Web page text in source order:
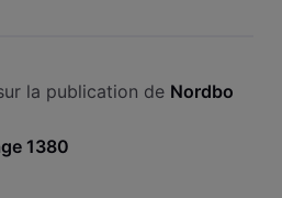
la publication de Nordbo
1380